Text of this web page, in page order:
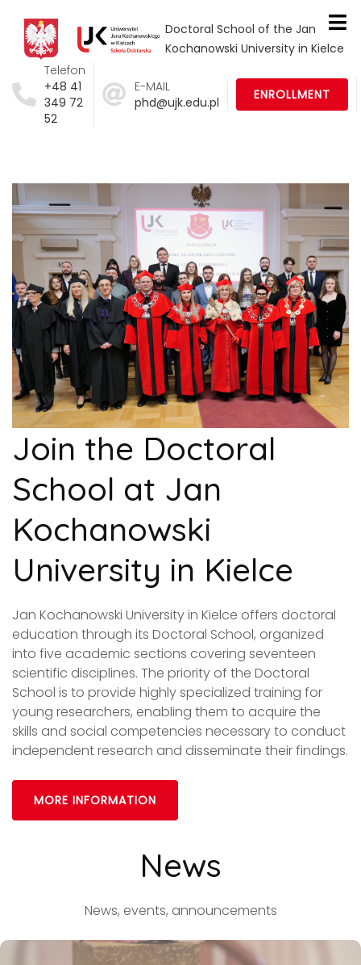
Doctoral School of the Jan
Kochanowski University in Kielce
Telefon
+48 41
349 72
52
E-MAIL
phd@ujk.edu.pl
ENROLLMENT
Join the Doctoral
School at Jan
Kochanowski
University in Kielce
Jan Kochanowski University in Kielce offers doctoral
education through its Doctoral School, organized
into five academic sections covering seventeen
scientific disciplines. The priority of the Doctoral
School is to provide highly specialized training for
young researchers, enabling them to acquire the
skills and social competencies necessary to conduct
independent research and disseminate their findings.
MORE INFORMATION
News
News, events, announcements